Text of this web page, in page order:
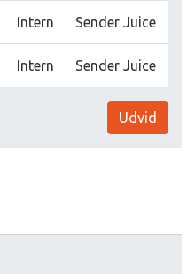
Intern Sender Juice
Intern Sender Juice
Udvid